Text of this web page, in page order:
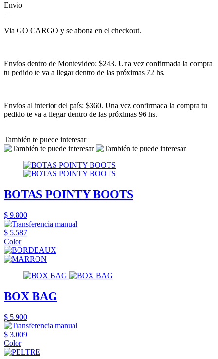
Envío
+
Via GO CARGO y se abona en el checkout.
Envíos dentro de Montevideo: $243. Una vez confirmada la compra
tu pedido te va a llegar dentro de las próximas 72 hs.
Envíos al interior del país: $360. Una vez confirmada la compra tu
pedido te va a llegar dentro de las próximas 96 hs.
También te puede interesar
BOTAS POINTY BOOTS
$ 9.800
$ 5.587
Color
BOX BAG
$ 5.900
$ 3.009
Color